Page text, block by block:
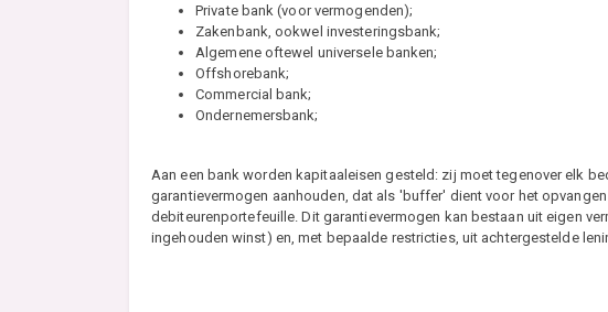
Private bank (voor vermogenden);
Zakenbank, ookwel investeringsbank;
Algemene oftewel universele banken;
Offshorebank;
Commercial bank;
Ondernemersbank;
Aan een bank worden kapitaaleisen gesteld: zij moet tegenover elk
garantievermogen aanhouden, dat als 'buffer' dient voor het
debiteurenportefeuille. Dit garantievermogen kan bestaan uit eigen
ingehouden winst) en, met bepaalde restricties, uit achtergestelde